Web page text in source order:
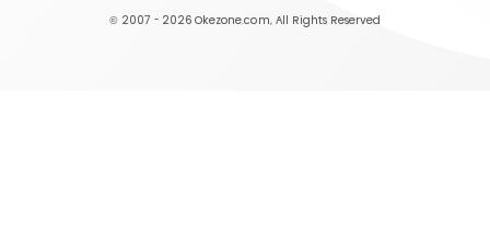
© 2007 - 2026 Okezone.com, All Rights Reserved